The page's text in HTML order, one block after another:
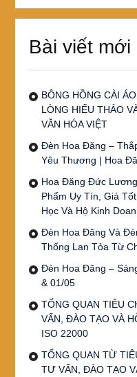
Bài viết mới
BÔNG HỒNG CÀI
LÒNG HIẾU THẢO
VĂN HÓA VIỆT
Đèn Hoa Đăng –
Yêu Thương | Hoa
Hoa Đăng Đức
Phẩm Uy Tín, Giá
Học Và Hộ Kinh
Đèn Hoa Đăng Và
Thống Lan Tỏa Từ
Đèn Hoa Đăng –
& 01/05
TỔNG QUAN TIÊU
VẤN, ĐÀO TẠO VÀ
ISO 22000
TỔNG QUAN TỪ
TƯ VẤN, ĐÀO TẠO